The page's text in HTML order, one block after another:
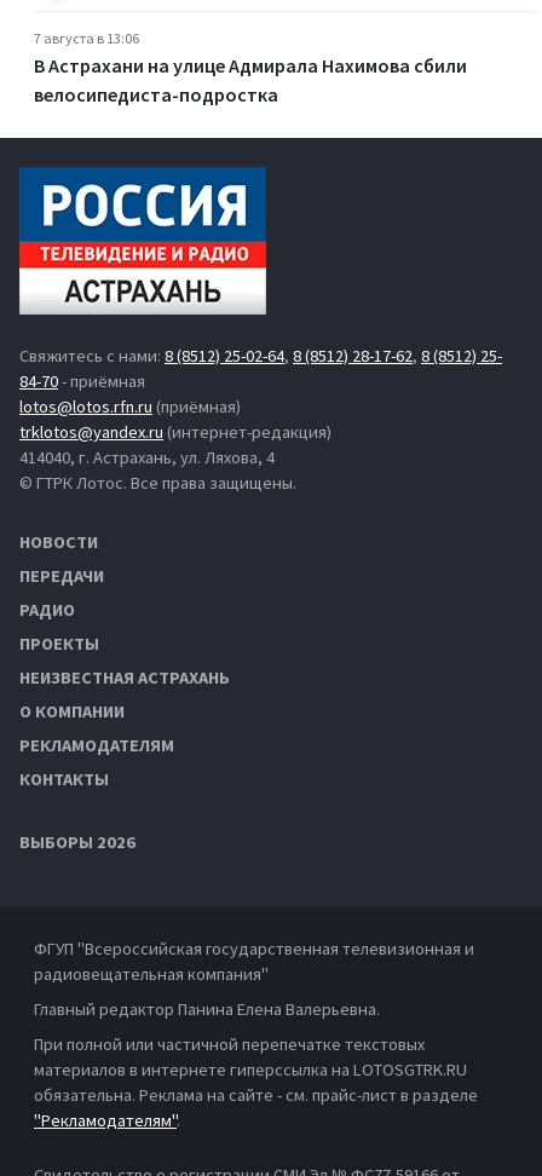
7 августа в 13:06
В Астрахани на улице Адмирала Нахимова сбили
велосипедиста-подростка
Свяжитесь с нами: 8 (8512) 25-02-64, 8 (8512) 28-17-62, 8 (8512) 25-
84-70- приёмная
lotos@lotos.rfn.ru (приёмная)
trklotos@yandex.ru (интернет-редакция)
414040, г. Астрахань, ул. Ляхова, 4
© ГТРК Лотос. Все права защищены.
НОВОСТИ
ПЕРЕДАЧИ
РАДИО
ПРОЕКТЫ
НЕИЗВЕСТНАЯ АСТРАХАНЬ
О КОМПАНИИ
РЕКЛАМОДАТЕЛЯМ
КОНТАКТЫ
ВЫБОРЫ 2026
ФГУП "Всероссийская государственная телевизионная и
радиовещательная компания"
Главный редактор Панина Елена Валерьевна.
При полной или частичной перепечатке текстовых
материалов в интернете гиперссылка на LOTOSGTRK.RU
обязательна. Реклама на сайте - см. прайс-лист в разделе
"Рекламодателям".